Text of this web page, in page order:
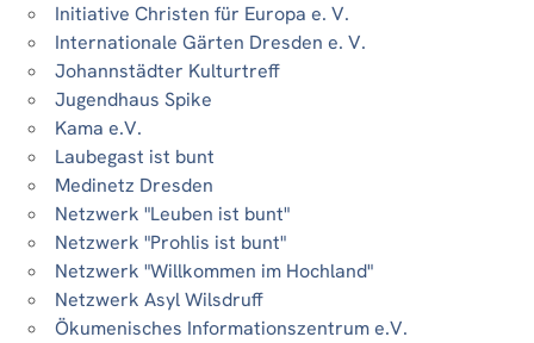
Initiative Christen für Europa e. V.
Internationale Gärten Dresden e. V.
Johannstädter Kulturtreff
Jugendhaus Spike
Kama e.V.
Laubegast ist bunt
Medinetz Dresden
Netzwerk "Leuben ist bunt"
Netzwerk "Prohlis ist bunt"
Netzwerk "Willkommen im Hochland"
Netzwerk Asyl Wilsdruff
Ökumenisches Informationszentrum e.V.